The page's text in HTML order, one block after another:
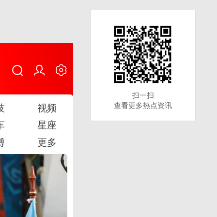
视频
星座
更多
扫一扫
查看更多热点资讯
扫一扫
查看更多热点资讯